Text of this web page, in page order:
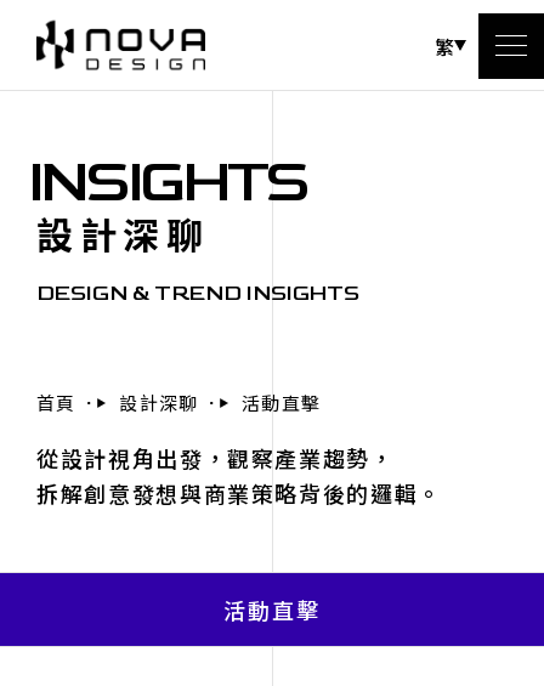
繁
INSIGHTS
設計深聊
DESIGN & TREND INSIGHTS
首頁 設計深聊 活動直擊
從設計視角出發，觀察產業趨勢，
拆解創意發想與商業策略背後的邏輯。
活動直擊